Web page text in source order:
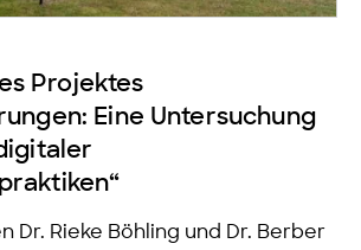
Projektes
Eine Untersuchung
Dr. Rieke Böhling und Dr. Berber